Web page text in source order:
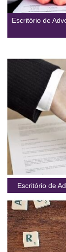
Escritório de
Escritório de